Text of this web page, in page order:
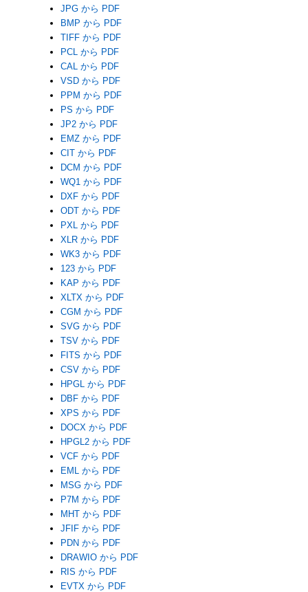
JPG から PDF
BMP から PDF
TIFF から PDF
PCL から PDF
CAL から PDF
VSD から PDF
PPM から PDF
PS から PDF
JP2 から PDF
EMZ から PDF
CIT から PDF
DCM から PDF
WQ1 から PDF
DXF から PDF
ODT から PDF
PXL から PDF
XLR から PDF
WK3 から PDF
123 から PDF
KAP から PDF
XLTX から PDF
CGM から PDF
SVG から PDF
TSV から PDF
FITS から PDF
CSV から PDF
HPGL から PDF
DBF から PDF
XPS から PDF
DOCX から PDF
HPGL2 から PDF
VCF から PDF
EML から PDF
MSG から PDF
P7M から PDF
MHT から PDF
JFIF から PDF
PDN から PDF
DRAWIO から PDF
RIS から PDF
EVTX から PDF